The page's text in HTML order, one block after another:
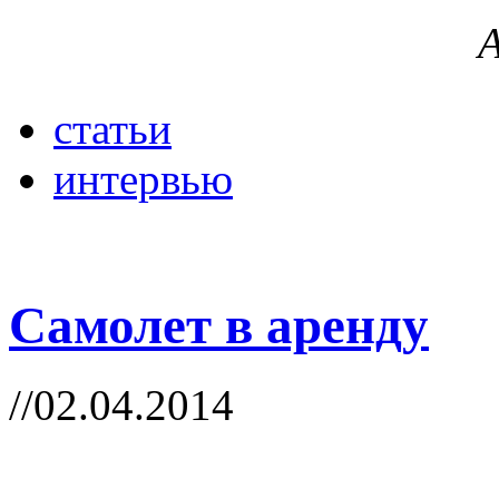
статьи
интервью
Самолет в аренду
//02.04.2014